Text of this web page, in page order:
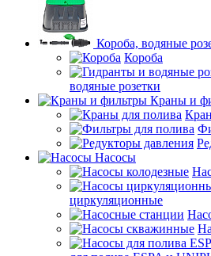
Короба, водяные
Короба
водяные розетки
Краны и
Насосы
циркуляционные